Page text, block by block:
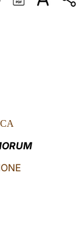
DEUTSCH